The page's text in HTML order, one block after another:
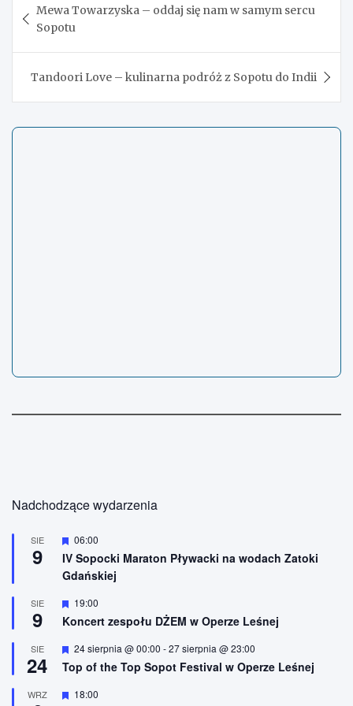
wpisu
Mewa Towarzyska – oddaj się nam w samym sercu
Sopotu
Tandoori Love – kulinarna podróż z Sopotu do Indii
Nadchodzące wydarzenia
SIE
9
W
y
r
ó
n
o
e
06:00
IV Sopocki Maraton Pływacki na wodach Zatoki
Gdańskiej
SIE
9
W
r
ż
n
o
n
19:00
Koncert zespołu DŻEM w Operze Leśnej
SIE
24
W
r
ż
24 sierpnia @ 00:00 -27 sierpnia @ 23:00
Top of the Top Sopot Festival w Operze Leśnej
WRZ
W
18:00